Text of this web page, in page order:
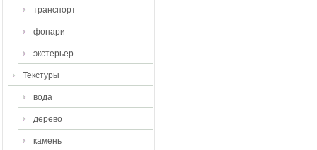
транспорт
фонари
экстерьер
Текстуры
вода
дерево
камень